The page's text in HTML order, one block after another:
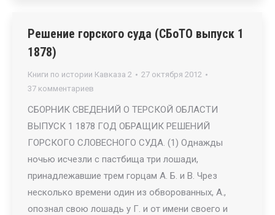
Решение горского суда (СБоТО выпуск 1
1878)
Книги по истории Кавказа 2
27 октября 2012
37 комментариев
СБОРНИК СВЕДЕНИЙ О ТЕРСКОЙ ОБЛАСТИ
ВЫПУСК 1 1878 ГОД ОБРАЩИК РЕШЕНИЙ
ГОРСКОГО СЛОВЕСНОГО СУДА. (1) Однажды
ночью исчезли с пастбища три лошади,
принадлежавшие трем горцам А. Б. и В. Чрез
несколько времени один из обворованных, А.,
опознал свою лошадь у Г. и от имени своего и